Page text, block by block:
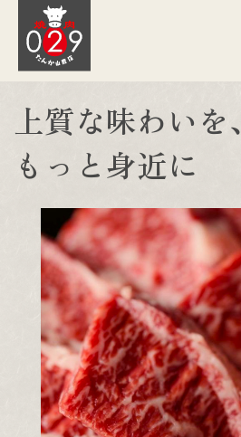
上質な味わいを、
もっと身近に